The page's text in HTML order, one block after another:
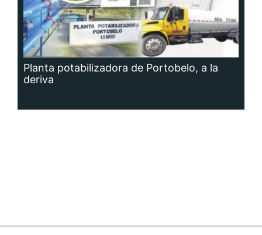
Planta potabilizadora de Portobelo, a la
deriva